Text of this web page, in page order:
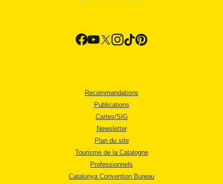
Recommandations
Publications
Cartes/SIG
Newsletter
Plan du site
Tourisme de la Catalogne
Professionnels
Catalunya Convention Bureau